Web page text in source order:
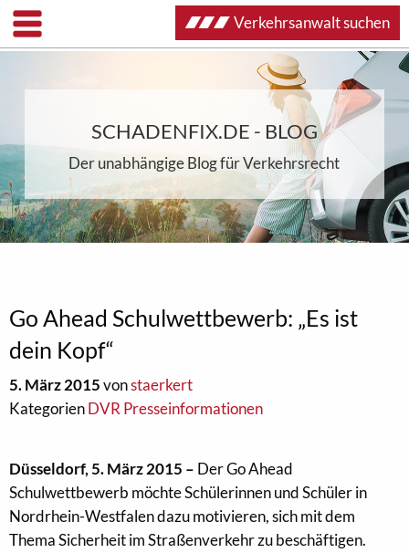
SCHADENFIX.DE - BLOG
Der unabhängige Blog für Verkehrsrecht
Go Ahead Schulwettbewerb: „Es ist
dein Kopf“
5. März 2015vonstaerkert
KategorienDVR Presseinformationen
Düsseldorf, 5. März 2015 – Der Go Ahead
Schulwettbewerb möchte Schülerinnen und Schüler in
Nordrhein-Westfalen dazu motivieren, sich mit dem
Thema Sicherheit im Straßenverkehr zu beschäftigen.
Verkehrsanwalt suchen